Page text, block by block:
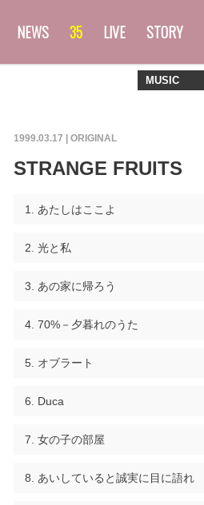
NEWS 35 LIVE STORY
MUSIC
1999.03.17 | ORIGINAL
STRANGE FRUITS
あたしはここよ
光と私
あの家に帰ろう
70%－夕暮れのうた
オブラート
Duca
女の子の部屋
あいしていると誠実に目に語れ